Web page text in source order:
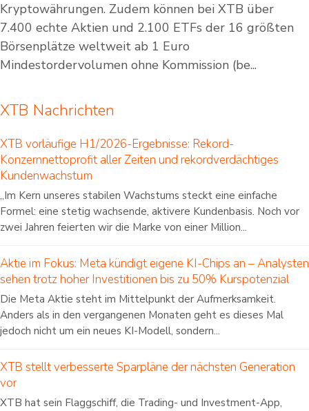
Kryptowährungen. Zudem können bei XTB über
7.400 echte Aktien und 2.100 ETFs der 16 größten
Börsenplätze weltweit ab 1 Euro
Mindestordervolumen ohne Kommission (be...
XTB Nachrichten
XTB vorläufige H1/2026-Ergebnisse: Rekord-
Konzernnettoprofit aller Zeiten und rekordverdächtiges
Kundenwachstum
„Im Kern unseres stabilen Wachstums steckt eine einfache
Formel: eine stetig wachsende, aktivere Kundenbasis. Noch vor
zwei Jahren feierten wir die Marke von einer Million...
Aktie im Fokus: Meta kündigt eigene KI-Chips an – Analysten
sehen trotz hoher Investitionen bis zu 50% Kurspotenzial
Die Meta Aktie steht im Mittelpunkt der Aufmerksamkeit.
Anders als in den vergangenen Monaten geht es dieses Mal
jedoch nicht um ein neues KI-Modell, sondern...
XTB stellt verbesserte Sparpläne der nächsten Generation
vor
XTB hat sein Flaggschiff, die Trading- und Investment-App,